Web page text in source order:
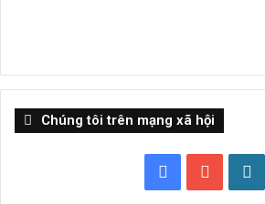
Chúng tôi trên mạng xã hội
FacebookYouTube